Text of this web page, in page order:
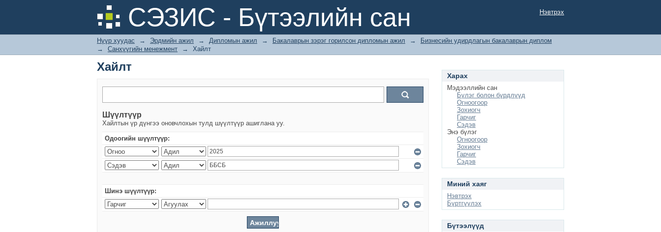
СЭЗИС - Бүтээлийн сан
Хайлт Нэвтрэх
Нүүр хуудас → Эрдмийн ажил → Дипломын ажил → Бакалаврын зэрэг горилсон дипломын ажил →
Бизнесийн удирдлагын бакалаврын диплом
→
Санхүүгийн менежмент → Хайлт
Хайлт
Шүүлтүүр
Хайлтын үр дүнгээ оновчлохын тулд шүүлтүүр ашиглана уу.
Одоогийн шүүлтүүр:
Шинэ шүүлтүүр:
Харах
Мэдээллийн сан
Бүлэг болон бүрдлүүд
Огноогоор
Зохиогч
Гарчиг
Сэдэв
Энэ бүлэг
Огноогоор
Зохиогч
Гарчиг
Сэдэв
Миний хаяг
Нэвтрэх
Бүртгүүлэх
Бүтээлүүд